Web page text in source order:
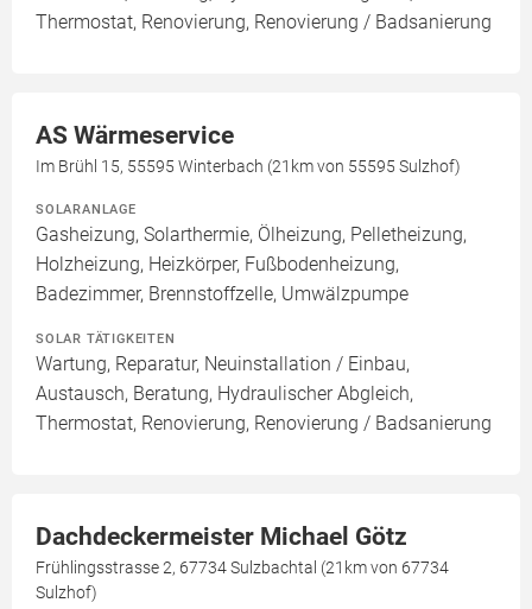
Thermostat, Renovierung, Renovierung / Badsanierung
AS Wärmeservice
Im Brühl 15, 55595 Winterbach (21km von 55595 Sulzhof)
SOLARANLAGE
Gasheizung, Solarthermie, Ölheizung, Pelletheizung,
Holzheizung, Heizkörper, Fußbodenheizung,
Badezimmer, Brennstoffzelle, Umwälzpumpe
SOLAR TÄTIGKEITEN
Wartung, Reparatur, Neuinstallation / Einbau,
Austausch, Beratung, Hydraulischer Abgleich,
Thermostat, Renovierung, Renovierung / Badsanierung
Dachdeckermeister Michael Götz
Frühlingsstrasse 2, 67734 Sulzbachtal (21km von 67734
Sulzhof)